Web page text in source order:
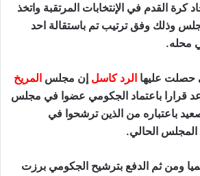
القدم في الإنتخابات المرتقبة واتخذ
وذلك وفق ترتيب تم باستقالة احد
محله.
حصلت عليها الرد كاسل إن مجلس المريخ
قرارا باعتماد الجكومي عضوا في مجلس
باعتباره من الذين ترشحوا في
المجلس الحالي.
ومن ثم الدفع بترشيح الجكومي برزت